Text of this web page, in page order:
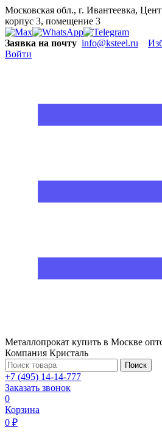
Московская обл., г. Ивантеевка,
корпус 3, помещение 3
Заявка на почту info@ksteel.ru
Войти
Металлопрокат купить в Москве
Компания Кристаль
Поиск
+7 (495) 14-14-777
Заказать звонок
0
Корзина
0 ₽